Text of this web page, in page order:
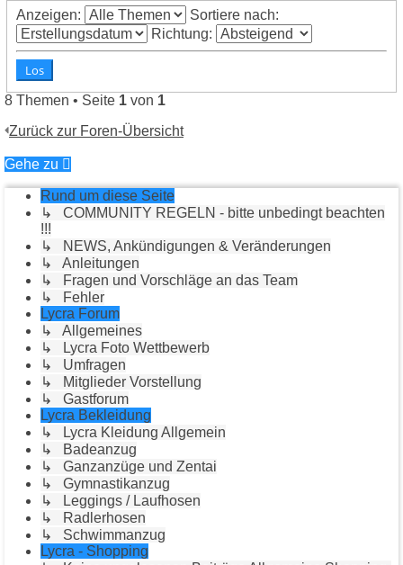
Anzeigen:
Sortiere nach:
Richtung:
8 Themen • Seite 1 von 1
Zurück zur Foren-Übersicht
Gehe zu
Rund um diese Seite
↳ COMMUNITY REGELN - bitte unbedingt beachten
!!!
↳ NEWS, Ankündigungen & Veränderungen
↳ Anleitungen
↳ Fragen und Vorschläge an das Team
↳ Fehler
Lycra Forum
↳ Allgemeines
↳ Lycra Foto Wettbewerb
↳ Umfragen
↳ Mitglieder Vorstellung
↳ Gastforum
Lycra Bekleidung
↳ Lycra Kleidung Allgemein
↳ Badeanzug
↳ Ganzanzüge und Zentai
↳ Gymnastikanzug
↳ Leggings / Laufhosen
↳ Radlerhosen
↳ Schwimmanzug
Lycra - Shopping